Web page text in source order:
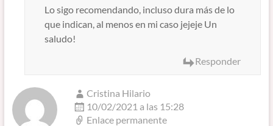
Lo sigo recomendando, incluso dura más de lo
que indican, al menos en mi caso jejeje Un
saludo!
Responder
Cristina Hilario
10/02/2021 a las 15:28
Enlace permanente